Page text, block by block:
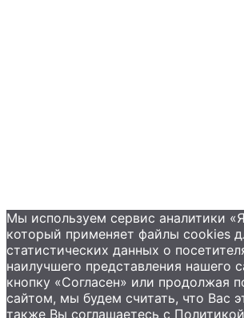
Мы используем сервис аналитики
который применяет файлы сookies
статистических данных о
наилучшего представления нашего
кнопку «Согласен» или продолжая
сайтом, мы будем считать, что Вас
также Вы соглашаетесь с